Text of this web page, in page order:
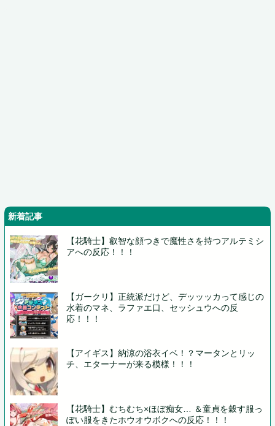
新着記事
【花騎士】叡智な顔つきで魔性さを持つアルテミシ
アへの反応！！！
【ガークリ】正統派だけど、デッッッカって感じの
水着のマネ、ラファエ口、セッシュウへの反
応！！！
【アイギス】納涼の浴衣イベ！？マータンとリッ
チ、エターナーが来る模様！！！
【花騎士】むちむち×ほぼ痴女… ＆童貞を穀す服っ
ぽい服をきたホウオウボクへの反応！！！